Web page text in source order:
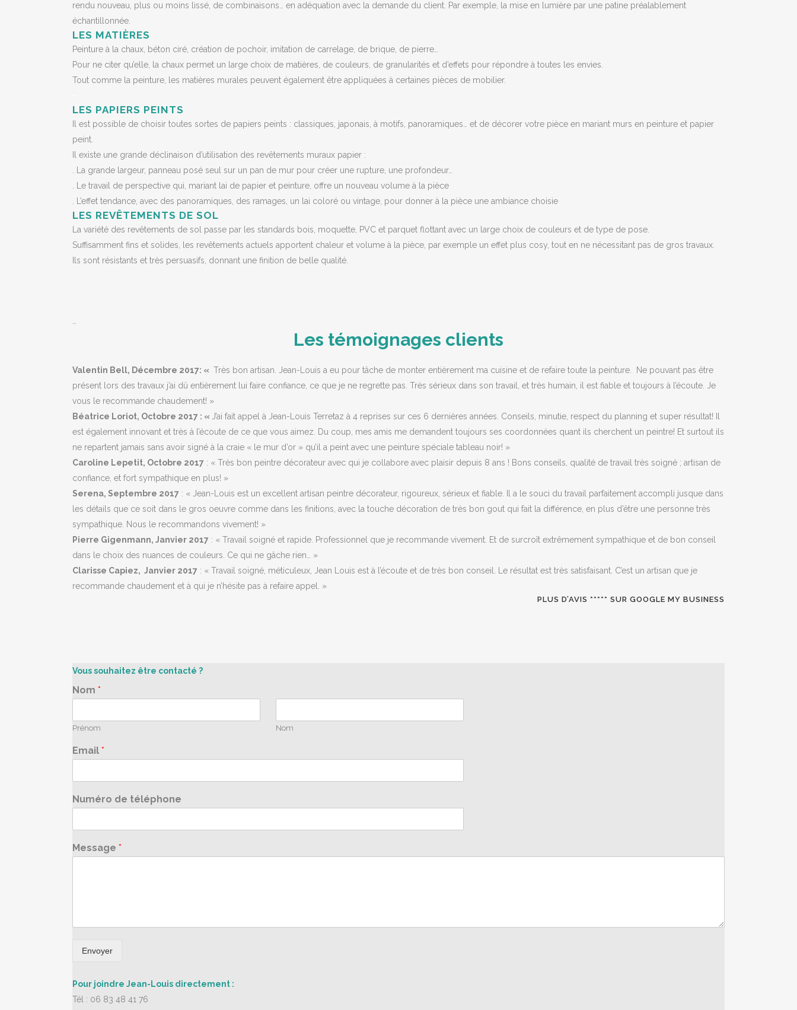
rendu nouveau, plus ou moins lissé, de combinaisons… en adéquation avec la demande du client. Par exemple, la mise en lumière par une patine préalablement
échantillonnée.
LES MATIÈRES
Peinture à la chaux, béton ciré, création de pochoir, imitation de carrelage, de brique, de pierre…
Pour ne citer qu’elle, la chaux permet un large choix de matières, de couleurs, de granularités et d’effets pour répondre à toutes les envies.
Tout comme la peinture, les matières murales peuvent également être appliquées à certaines pièces de mobilier.
LES PAPIERS PEINTS
Il est possible de choisir toutes sortes de papiers peints : classiques, japonais, à motifs, panoramiques… et de décorer votre pièce en mariant murs en peinture et papier
peint.
Il existe une grande déclinaison d’utilisation des revêtements muraux papier :
. La grande largeur, panneau posé seul sur un pan de mur pour créer une rupture, une profondeur…
. Le travail de perspective qui, mariant lai de papier et peinture, offre un nouveau volume à la pièce
. L’effet tendance, avec des panoramiques, des ramages, un lai coloré ou vintage, pour donner à la pièce une ambiance choisie
LES REVÊTEMENTS DE SOL
La variété des revêtements de sol passe par les standards bois, moquette, PVC et parquet flottant avec un large choix de couleurs et de type de pose.
Suffisamment fins et solides, les revêtements actuels apportent chaleur et volume à la pièce, par exemple un effet plus cosy, tout en ne nécessitant pas de gros travaux.
Ils sont résistants et très persuasifs, donnant une finition de belle qualité.
…
Les témoignages clients
Valentin Bell, Décembre 2017: « Très bon artisan. Jean-Louis a eu pour tâche de monter entièrement ma cuisine et de refaire toute la peinture. Ne pouvant pas être
présent lors des travaux j’ai dû entièrement lui faire confiance, ce que je ne regrette pas. Très sérieux dans son travail, et très humain, il est fiable et toujours à l’écoute. Je
vous le recommande chaudement! »
Béatrice Loriot, Octobre 2017 : « J’ai fait appel à Jean-Louis Terretaz à 4 reprises sur ces 6 dernières années. Conseils, minutie, respect du planning et super résultat! Il
est également innovant et très à l’écoute de ce que vous aimez. Du coup, mes amis me demandent toujours ses coordonnées quant ils cherchent un peintre! Et surtout ils
ne repartent jamais sans avoir signé à la craie « le mur d’or » qu’il a peint avec une peinture spéciale tableau noir! »
Caroline Lepetit, Octobre 2017 : « Très bon peintre décorateur avec qui je collabore avec plaisir depuis 8 ans ! Bons conseils, qualité de travail très soigné ; artisan de
confiance, et fort sympathique en plus! »
Serena, Septembre 2017 : « Jean-Louis est un excellent artisan peintre décorateur, rigoureux, sérieux et fiable. Il a le souci du travail parfaitement accompli jusque dans
les détails que ce soit dans le gros oeuvre comme dans les finitions, avec la touche décoration de très bon gout qui fait la différence, en plus d’être une personne très
sympathique. Nous le recommandons vivement! »
Pierre Gigenmann, Janvier 2017 : « Travail soigné et rapide. Professionnel que je recommande vivement. Et de surcroît extrêmement sympathique et de bon conseil
dans le choix des nuances de couleurs. Ce qui ne gâche rien… »
Clarisse Capiez, Janvier 2017 : « Travail soigné, méticuleux, Jean Louis est à l’écoute et de très bon conseil. Le résultat est très satisfaisant. C’est un artisan que je
recommande chaudement et à qui je n’hésite pas à refaire appel. »
PLUS D’AVIS ***** SUR GOOGLE MY BUSINESS
Vous souhaitez être contacté ?
Nom *
Prénom Nom
Email *
Numéro de téléphone
Message *
Envoyer
Pour joindre Jean-Louis directement :
Tél : 06 83 48 41 76